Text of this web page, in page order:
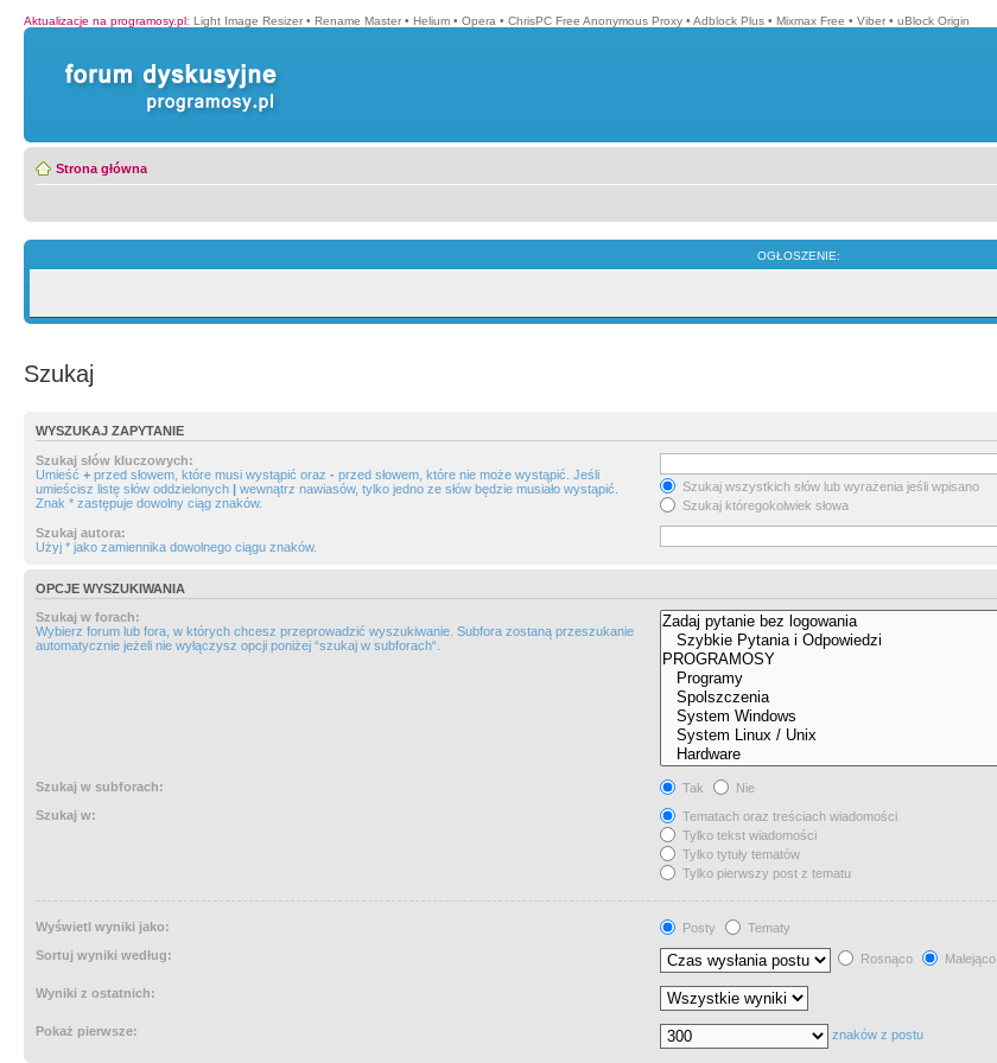
Aktualizacje na programosy.pl: Light Image Resizer • Rename Master • Helium • Opera • ChrisPC Free Anonymous Proxy • Adblock Plus • Mixmax Free • Viber • uBlock Origin
Strona główna
OGŁOSZENIE:
Szukaj
WYSZUKAJ ZAPYTANIE
Szukaj słów kluczowych:
Umieść + przed słowem, które musi wystąpić oraz - przed słowem, które nie może wystąpić. Jeśli
umieścisz listę słów oddzielonych | wewnątrz nawiasów, tylko jedno ze słów będzie musiało wystąpić.
Znak * zastępuje dowolny ciąg znaków.
Szukaj wszystkich słów lub wyrażenia jeśli wpisano
Szukaj któregokolwiek słowa
Szukaj autora:
Użyj * jako zamiennika dowolnego ciągu znaków.
OPCJE WYSZUKIWANIA
Szukaj w forach:
Wybierz forum lub fora, w których chcesz przeprowadzić wyszukiwanie. Subfora zostaną przeszukanie
automatycznie jeżeli nie wyłączysz opcji poniżej “szukaj w subforach“.
Szukaj w subforach: Tak
Nie
Szukaj w:
Tematach oraz treściach wiadomości
Tylko tekst wiadomości
Tylko tytuły tematów
Tylko pierwszy post z tematu
Wyświetl wyniki jako: Posty
Tematy
Sortuj wyniki według:
Rosnąco Malejąco
Wyniki z ostatnich:
Pokaż pierwsze: znaków z postu